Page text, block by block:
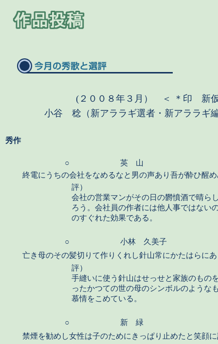
(２００８年３月） ＜ ＊印 新
小谷 稔（新アララギ選者・新アララギ
秀作
○
英 山
終電にうちの会社をなめるなと男の声あり吾が酔ひ醒
評）
会社の営業マンがその日の欝憤酒で晴ら
ろう。会社員の作者には他人事ではない
のすぐれた効果である。
○
小林 久美子
亡き母のその髪切りて作りくれし針山常にかたはらに
評）
手縫いに使う針山はせっせと家族のもの
ったかつての世の母のシンボルのような
慕情をこめている。
○
新 緑
禁煙を勧めし女性は子のためにきっぱり止めたと笑顔